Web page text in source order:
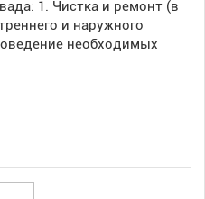
1. Чистка и ремонт (в
и наружного
необходимых